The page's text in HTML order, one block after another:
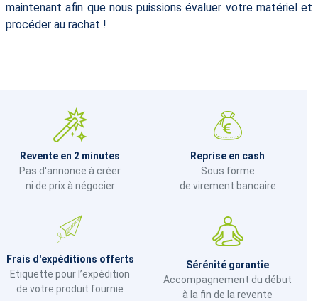
maintenant afin que nous puissions évaluer votre matériel et
procéder au rachat !
Revente en 2 minutes
Pas d'annonce à créer
ni de prix à négocier
Reprise en cash
Sous forme
de virement bancaire
Frais d'expéditions offerts
Etiquette pour l’expédition
de votre produit fournie
Sérénité garantie
Accompagnement du début
à la fin de la revente